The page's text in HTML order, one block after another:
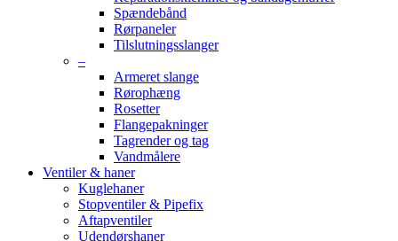
Spændebånd
Rørpaneler
Tilslutningsslanger
–
Armeret slange
Rørophæng
Rosetter
Flangepakninger
Tagrender og tag
Vandmålere
Ventiler & haner
Kuglehaner
Stopventiler & Pipefix
Aftapventiler
Udendørshaner